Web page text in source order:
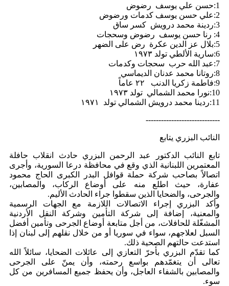
1:حسن علي يوسف رضوض
2:علي حسن يوسف كدمات ورضوض
3:ردينة محمد درويش كسر ساق
4: رنا حسن يوسف رضوض وسحجات
5:بلال عز الدين عكرة رض على الضهر
6:سارية الألطي تولد ١٩٧٣
7:عبد الله حرب سحجات وكدمات
8:روتانا محمد عدنان الديماسي
9:فاطمة زكريا الدنب ٢٢ عاماً
10:نورا محمد الشمالي تولد ١٩٧٣
11:ردينا محمد درويش الشمالي تولد ١٩٧١
-----------------------------
النائب البزري يتابع
تابع النائب الدكتور عبد الرحمن البزري حادث انقلاب حافلة
المعتمرين اللبنانية الذي وقع في محافظة درعا السورية، وأجرى
اتصالاً بصاحب شركة حملة قوافل البدر الكبرى الحاج محمود
عفارة، حيث اطلع منه على أوضاع الركاب، والمصابين،
والجرحى، والضحايا الذين سقطوا جراء الحادث الأليم.
وأكد البزري إجراء الاتصالات اللازمة مع الجهات الرسمية
والمعنية، إضافة إلى شركة التأمين وشركة النقل الأردنية
المشغّلة للحافلات، من أجل متابعة أوضاع الجرحى وتأمين أفضل
السبل لعلاجهم، سواء في سوريا أو من خلال نقلهم إلى لبنان إذا
استدعت حالتهم الصحية ذلك.
كما تقدّم البزري بأحرّ التعازي إلى عائلات الضحايا، سائلاً الله
تعالى أن يتغمّدهم بواسع رحمته، وأن يمنّ على الجرحى
والمصابين بالشفاء العاجل، وأن يحفظ جميع المسافرين من كل
سوء.